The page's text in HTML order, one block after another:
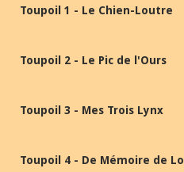
Toupoil 1 - Le Chien-Loutre
Toupoil 2 - Le Pic de l'Ours
Toupoil 3 - Mes Trois Lynx
Toupoil 4 - De Mémoire de